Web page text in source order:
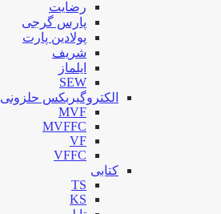
رضایت
پارس گرجی
پولادین پارت
شریف
ایلماز
SEW
الکتروگیربکس حلزونی
MVF
MVFFC
VF
VFFC
کتابی
TS
KS